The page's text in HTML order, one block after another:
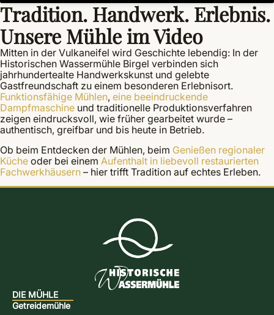
Tradition. Handwerk. Erlebnis.
Unsere Mühle im Video
Mitten in der Vulkaneifel wird Geschichte lebendig: In der
Historischen Wassermühle Birgel verbinden sich
jahrhundertealte Handwerkskunst und gelebte
Gastfreundschaft zu einem besonderen Erlebnisort.
Funktionsfähige Mühlen, eine beeindruckende
Dampfmaschine und traditionelle Produktionsverfahren
zeigen eindrucksvoll, wie früher gearbeitet wurde –
authentisch, greifbar und bis heute in Betrieb.
Ob beim Entdecken der Mühlen, beim Genießen regionaler
Küche oder bei einem Aufenthalt in liebevoll restaurierten
Fachwerkhäusern – hier trifft Tradition auf echtes Erleben.
DIE MÜHLE
Getreidemühle